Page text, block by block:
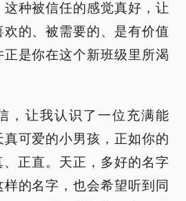
种被信任的感觉真好，让
的、被需要的、是有价值
是你在这个新班级里所渴
，让我认识了一位充满能
可爱的小男孩，正如你的
正直。天正，多好的名字
的名字，也会希望听到同